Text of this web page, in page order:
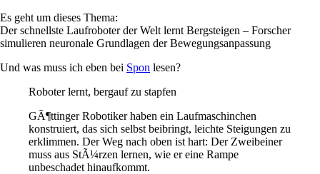
Es geht um dieses Thema:
Der schnellste Laufroboter der Welt lernt Bergsteigen – Forscher
simulieren neuronale Grundlagen der Bewegungsanpassung
Und was muss ich eben bei Spon lesen?
Roboter lernt, bergauf zu stapfen
GÃ¶ttinger Robotiker haben ein Laufmaschinchen
konstruiert, das sich selbst beibringt, leichte Steigungen zu
erklimmen. Der Weg nach oben ist hart: Der Zweibeiner
muss aus StÃ¼rzen lernen, wie er eine Rampe
unbeschadet hinaufkommt.